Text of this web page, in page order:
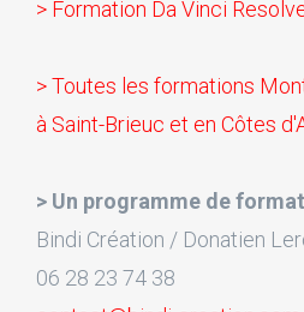
> Formation Da Vinci
> Toutes les formations
à Saint-Brieuc et en Côtes
> Un programme de
Bindi Création / Donatien
06 28 23 74 38